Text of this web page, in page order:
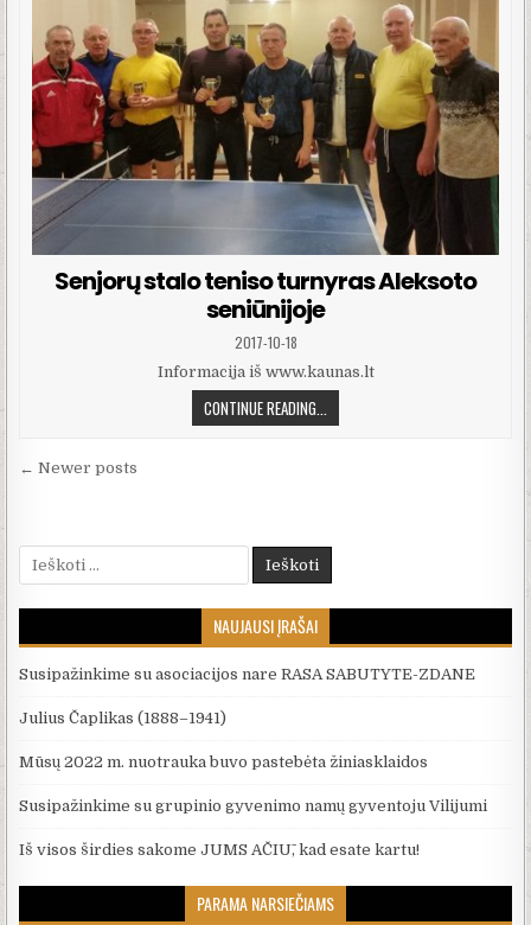
Senjorų stalo teniso turnyras Aleksoto
seniūnijoje
PUBLISHED DATE:
2017-10-18
Informacija iš www.kaunas.lt
CONTINUE READING...
Navigacija tarp įrašų
← Newer posts
Ieškoti:
NAUJAUSI ĮRAŠAI
Susipažinkime su asociacijos nare RASA SABUTYTE-ZDANE
Julius Čaplikas (1888–1941)
Mūsų 2022 m. nuotrauka buvo pastebėta žiniasklaidos
Susipažinkime su grupinio gyvenimo namų gyventoju Vilijumi
Iš visos širdies sakome JUMS AČIŪ, kad esate kartu!
PARAMA NARSIEČIAMS